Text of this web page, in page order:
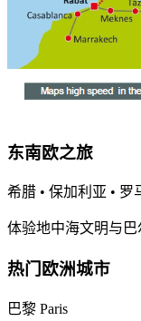
东南欧之旅
希腊 • 保加利亚 • 罗
体验地中海文明与
热门欧洲城市
巴黎 Paris